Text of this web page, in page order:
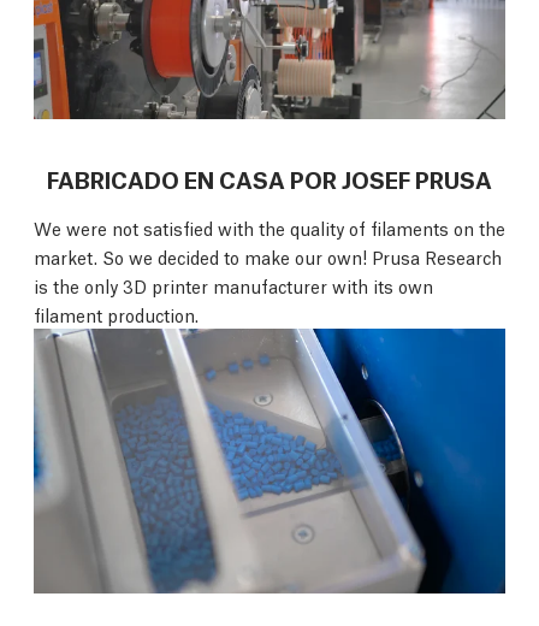
FABRICADO EN CASA POR JOSEF PRUSA
We were not satisfied with the quality of filaments on the
market. So we decided to make our own! Prusa Research
is the only 3D printer manufacturer with its own
filament production.